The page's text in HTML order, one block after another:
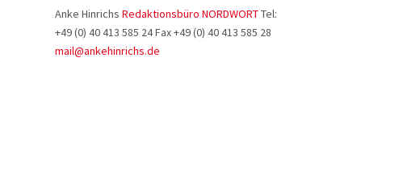
Anke Hinrichs Redaktionsbüro NORDWORTTel:
+49 (0) 40 413 585 24 Fax +49 (0) 40 413 585 28
mail@ankehinrichs.de